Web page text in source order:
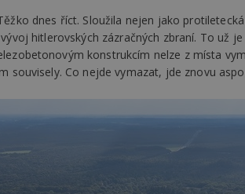
dnes říct. Sloužila nejen jako
hitlerovských zázračných zbraní. To už
konstrukcím nelze z místa
souvisely. Co nejde vymazat, jde znovu